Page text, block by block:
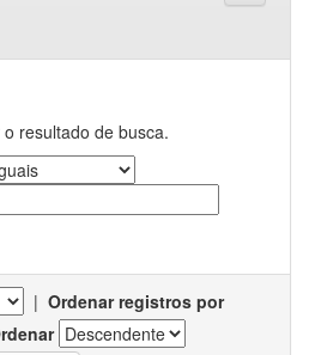
resultado de busca.
| Ordenar registros por